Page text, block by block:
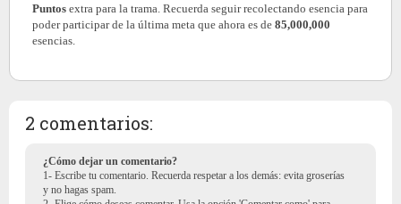
Puntos extra para la trama. Recuerda seguir recolectando esencia para
poder participar de la última meta que ahora es de 85,000,000
esencias.
2 comentarios:
¿Cómo dejar un comentario?
1- Escribe tu comentario. Recuerda respetar a los demás: evita groserías
y no hagas spam.